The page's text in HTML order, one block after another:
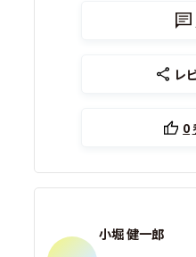
レ
0
小堀 健一郎